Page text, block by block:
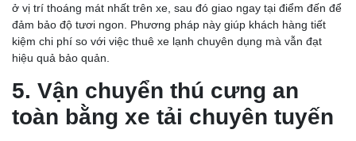
ở vị trí thoáng mát nhất trên xe, sau đó giao ngay tại điểm đến để
đảm bảo độ tươi ngon. Phương pháp này giúp khách hàng tiết
kiệm chi phí so với việc thuê xe lạnh chuyên dụng mà vẫn đạt
hiệu quả bảo quản.
5. Vận chuyển thú cưng an
toàn bằng xe tải chuyên tuyến